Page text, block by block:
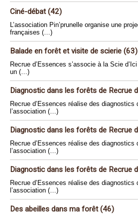
Ciné-débat (42)
L’association Pin’prunelle organise une
françaises (…)
Balade en forêt et visite de scierie (63)
Recrue d’Essences s’associe à la Scie
un (…)
Diagnostic dans les forêts de Recrue
Recrue d’Essences réalise des diagnostics
l’association (…)
Diagnostic dans les forêts de Recrue
Recrue d’Essences réalise des diagnostics
l’association (…)
Diagnostic dans les forêts de Recrue
Recrue d’Essences réalise des diagnostics
l’association (…)
Des abeilles dans ma forêt (46)